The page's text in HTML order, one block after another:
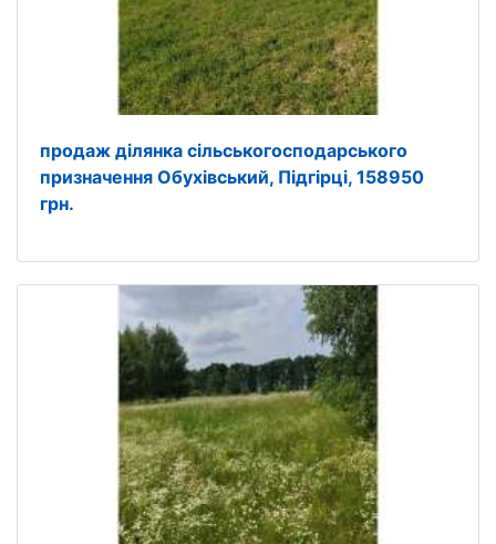
продаж ділянка сільськогосподарського
призначення Обухівський, Підгірці, 158950
грн.